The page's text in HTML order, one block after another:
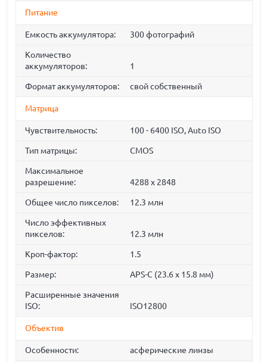
Питание
Емкость аккумулятора: 300 фотографий
Количество
аккумуляторов:
1
Формат аккумуляторов: свой собственный
Матрица
Чувствительность: 100 - 6400 ISO, Auto ISO
Тип матрицы: CMOS
Максимальное
разрешение:
4288 x 2848
Общее число пикселов: 12.3 млн
Число эффективных
пикселов:
12.3 млн
Кроп-фактор: 1.5
Размер: APS-C (23.6 x 15.8 мм)
Расширенные значения
ISO:
ISO12800
Объектив
Особенности: асферические линзы